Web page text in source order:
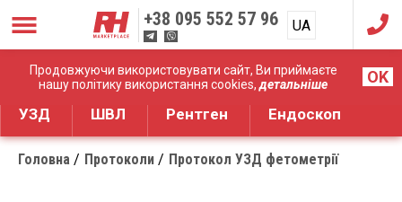
Продовжуючи використовувати сайт, Ви приймаєте
нашу політику використання cookies,детальніше OK
+38 095 552 57 96 UA
RU
Дистрибуція медичного обладнання
УЗД ШВЛ Рентген Ендоскоп
Головна Протоколи Протокол УЗД фетометрії